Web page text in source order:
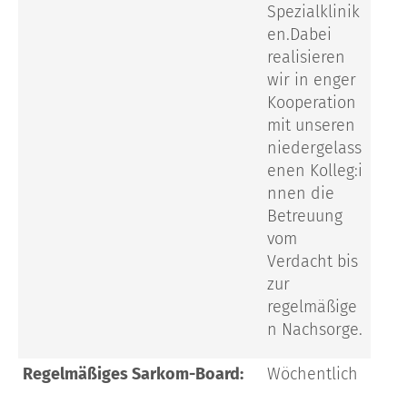
Spezialklinik
en.Dabei
realisieren
wir in enger
Kooperation
mit unseren
niedergelass
enen Kolleg:i
nnen die
Betreuung
vom
Verdacht bis
zur
regelmäßige
n Nachsorge.
Regelmäßiges Sarkom-Board: Wöchentlich